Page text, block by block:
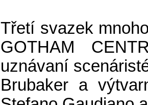
Třetí svazek
GOTHAM
uznávaní
Brubaker a